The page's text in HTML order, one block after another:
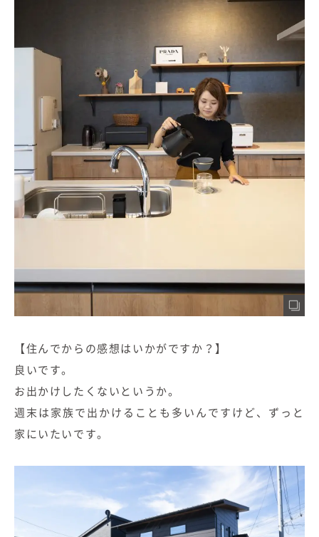
【住んでからの感想はいかがですか？】
良いです。
お出かけしたくないというか。
週末は家族で出かけることも多いんですけど、ずっと
家にいたいです。